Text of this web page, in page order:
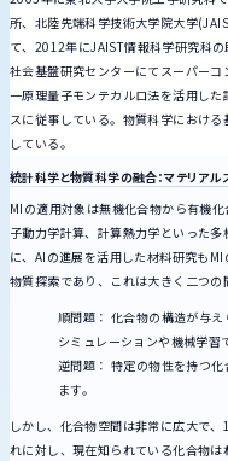
所、北陸先端科学技術大学院大学
て、2012年にJAIST情報科学研究科
社会基盤研究センターにてスーパー
一原理量子モンテカルロ法を活用し
スに従事している。物質科学におけ
している。
統計科学と物質科学の融合：マテリアル
MIの適用対象は無機化合物から有機
子動力学計算、計算熱力学といった
に、AIの進展を活用した材料研究も
物質探索であり、これは大きく二つの
順問題： 化合物の構造が与
シミュレーションや機械学習
逆問題： 特定の物性を持つ
ます。
しかし、化合物空間は非常に広大で
れに対し、現在知られている化合物